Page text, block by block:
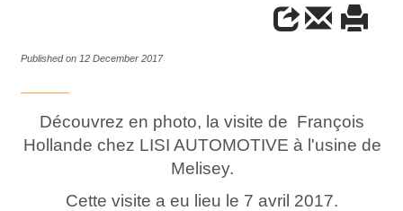
Published on 12 December 2017
Découvrez en photo, la visite de François
Hollande chez LISI AUTOMOTIVE à l'usine de
Melisey.
Cette visite a eu lieu le 7 avril 2017.